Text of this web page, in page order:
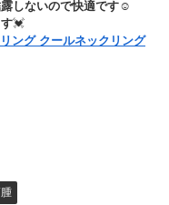
しないので快適です☺
す💓
ング クールネックリング